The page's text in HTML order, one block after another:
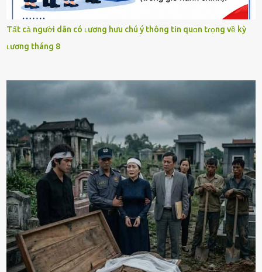
Tất cả người dân có ʟương hưu chú ý thông tin quɑn tɾọng về kỳ
ʟương tháng 8